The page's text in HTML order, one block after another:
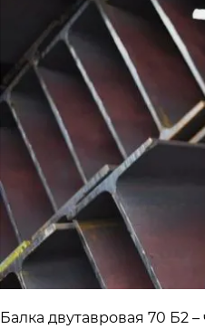
Балка двутавровая 70 Б2